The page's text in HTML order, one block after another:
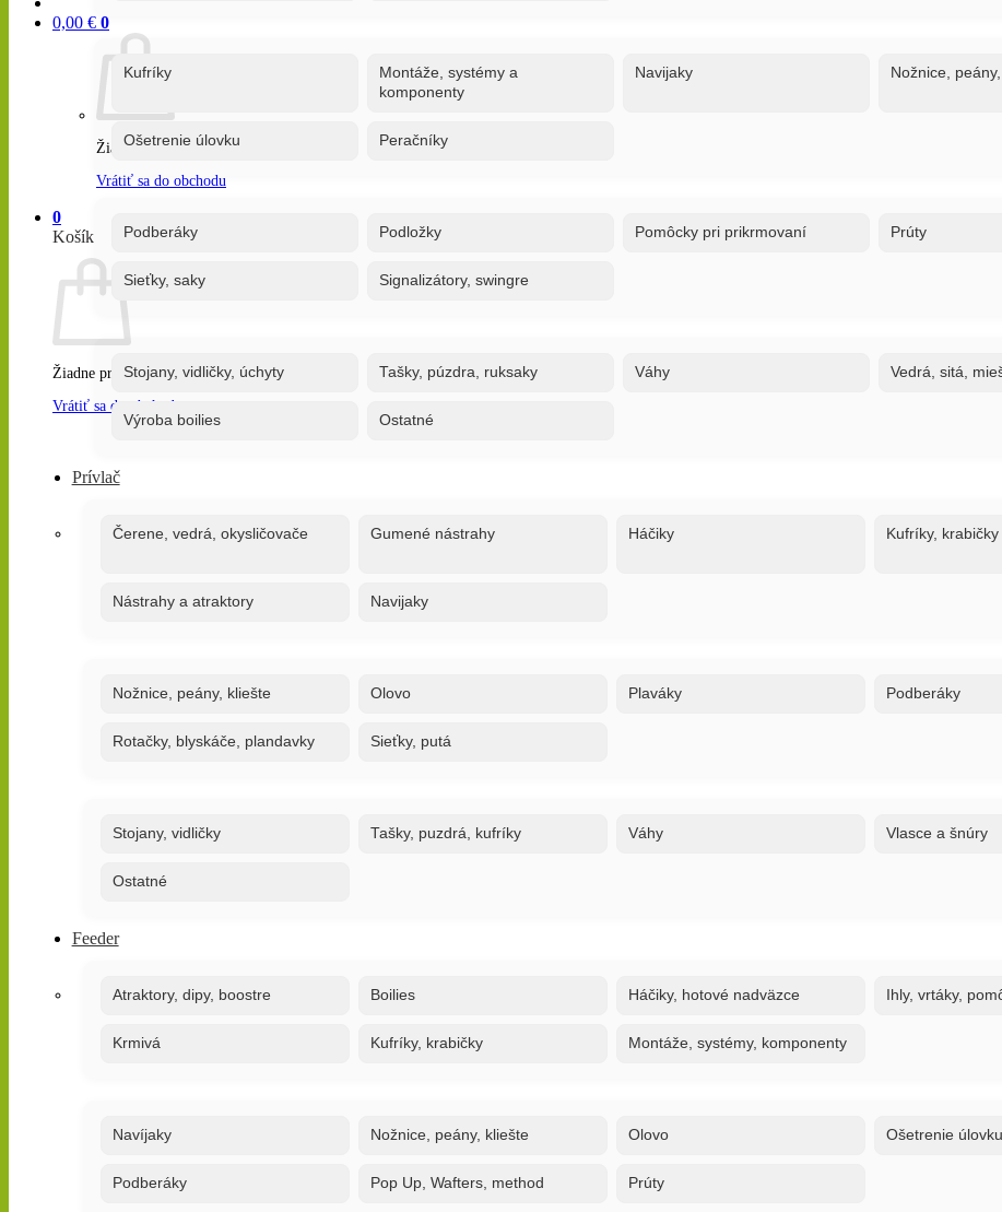
0,00 € 0
Žiadne produkty v košíku.
Vrátiť sa do obchodu
0
Košík
Žiadne produkty v košíku.
Vrátiť sa do obchodu
Kufríky
Montáže, systémy a
komponenty
Navijaky Nožnice,
Ošetrenie úlovku Peračníky
Podberáky Podložky Pomôcky pri prikrmovaní Prúty
Sieťky, saky Signalizátory, swingre
Stojany, vidličky, úchyty Tašky, púzdra, ruksaky Váhy Vedrá, sitá,
Výroba boilies Ostatné
Prívlač
Čerene, vedrá, okysličovače Gumené nástrahy Háčiky Kufríky, krabičky
Nástrahy a atraktory Navijaky
Nožnice, peány, kliešte Olovo Plaváky Podberáky
Rotačky, blyskáče, plandavky Sieťky, putá
Stojany, vidličky Tašky, puzdrá, kufríky Váhy Vlasce a šnúry
Ostatné
Feeder
Atraktory, dipy, boostre Boilies Háčiky, hotové nadväzce Ihly, vrtáky,
Krmivá Kufríky, krabičky Montáže, systémy, komponenty
Navíjaky Nožnice, peány, kliešte Olovo Ošetrenie úlovku
Podberáky Pop Up, Wafters, method Prúty